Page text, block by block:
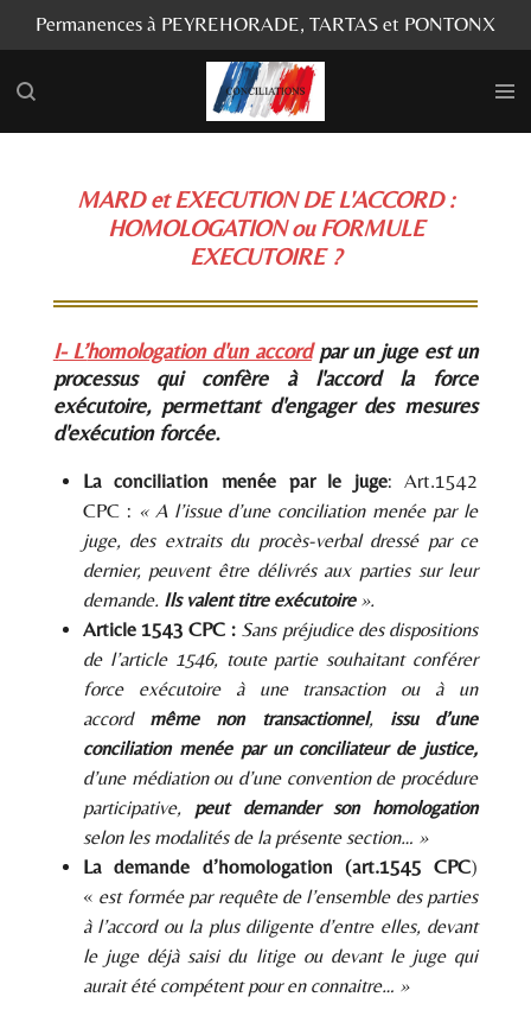
Passer
au
contenu
Permanences à PEYREHORADE, TARTAS et PONTONX
MARD et EXECUTION DE L'ACCORD :
HOMOLOGATION ou FORMULE
EXECUTOIRE ?
I- L’homologation d'un accord par un juge est un
processus qui confère à l'accord la force
exécutoire, permettant d'engager des mesures
d'exécution forcée.
La conciliation menée par le juge: Art.1542
CPC : « A l’issue d’une conciliation menée par le
juge, des extraits du procès-verbal dressé par ce
dernier, peuvent être délivrés aux parties sur leur
demande. Ils valent titre exécutoire».
Article 1543 CPC :Sans préjudice des dispositions
de l’article 1546, toute partie souhaitant conférer
force exécutoire à une transaction ou à un
accord même non transactionnel, issu d’une
conciliation menée par un conciliateur de justice,
d’une médiation ou d’une convention de procédure
participative, peut demander son homologation
selon les modalités de la présente section… »
La demande d’homologation (art.1545 CPC)
« est formée par requête de l’ensemble des parties
à l’accord ou la plus diligente d’entre elles, devant
le juge déjà saisi du litige ou devant le juge qui
aurait été compétent pour en connaitre… »